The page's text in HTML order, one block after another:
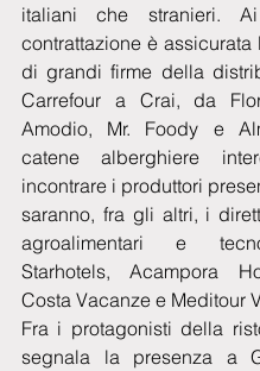
italiani che stranieri.
contrattazione è assicurata
di grandi firme della
Carrefour a Crai, da
Amodio, Mr. Foody e
catene alberghiere
incontrare i produttori
saranno, fra gli altri, i
agroalimentari e
Starhotels, Acampora
Costa Vacanze e Meditour
Fra i protagonisti della
segnala la presenza a